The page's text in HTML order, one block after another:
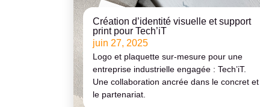
Création d’identité visuelle et support
print pour Tech’iT
juin 27, 2025
Logo et plaquette sur-mesure pour une
entreprise industrielle engagée : Tech’iT.
Une collaboration ancrée dans le concret et
le partenariat.